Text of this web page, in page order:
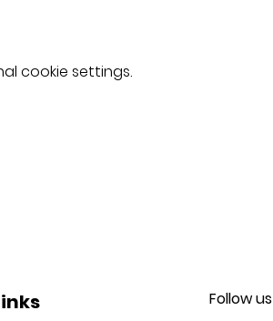
cookie settings.
Follow us